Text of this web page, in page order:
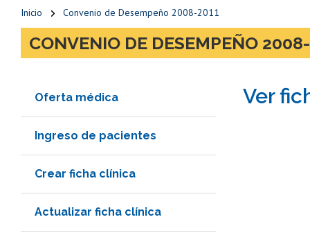
Inicio Convenio de Desempeño 2008-2011
CONVENIO DE DESEMPEÑO
Oferta médica
Ingreso de pacientes
Crear ficha clínica
Actualizar ficha clínica
Ver